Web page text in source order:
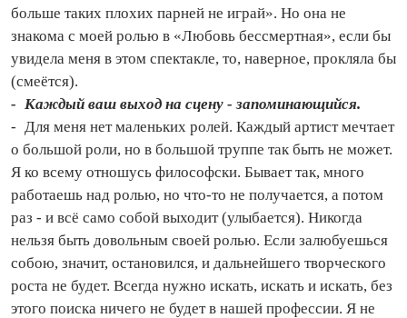
больше таких плохих парней не играй». Но она не
знакома с моей ролью в «Любовь бессмертная», если бы
увидела меня в этом спектакле, то, наверное, прокляла бы
(смеётся).
- Каждый ваш выход на сцену - запоминающийся.
- Для меня нет маленьких ролей. Каждый артист мечтает
о большой роли, но в большой труппе так быть не может.
Я ко всему отношусь философски. Бывает так, много
работаешь над ролью, но что‑то не получается, а потом
раз - и всё само собой выходит (улыбается). Никогда
нельзя быть довольным своей ролью. Если залюбуешься
собою, значит, остановился, и дальнейшего творческого
роста не будет. Всегда нужно искать, искать и искать, без
этого поиска ничего не будет в нашей профессии. Я не